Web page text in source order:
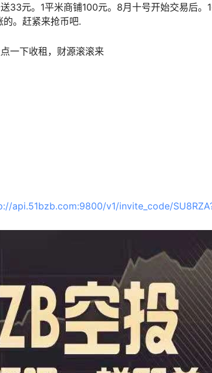
33元。1平米商铺100元。8月十号开始交易后。
。赶紧来抢币吧.
一下收租，财源滚滚来
api.51bzb.com:9800/v1/invite_code/